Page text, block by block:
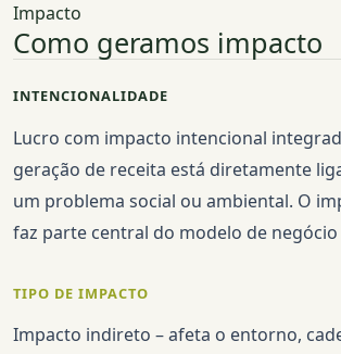
Impacto
Como geramos impacto
INTENCIONALIDADE
Lucro com impacto intencional
geração de receita está diretamente
um problema social ou ambiental. O
faz parte central do modelo de
TIPO DE IMPACTO
Impacto indireto – afeta o entorno,